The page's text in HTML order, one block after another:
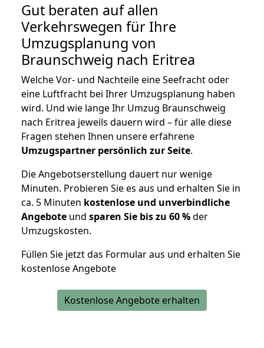
Gut beraten auf allen
Verkehrswegen für Ihre
Umzugsplanung von
Braunschweig nach Eritrea
Welche Vor- und Nachteile eine Seefracht oder
eine Luftfracht bei Ihrer Umzugsplanung haben
wird. Und wie lange Ihr Umzug Braunschweig
nach Eritrea jeweils dauern wird – für alle diese
Fragen stehen Ihnen unsere erfahrene
Umzugspartner persönlich zur Seite.
Die Angebotserstellung dauert nur wenige
Minuten. Probieren Sie es aus und erhalten Sie in
ca. 5 Minuten kostenlose und unverbindliche
Angebote und sparen Sie bis zu 60 %der
Umzugskosten.
Füllen Sie jetzt das Formular aus und erhalten Sie
kostenlose Angebote
Kostenlose Angebote erhalten